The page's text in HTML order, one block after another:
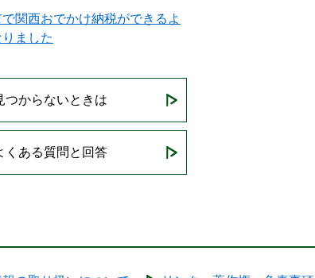
関西おでかけ納税ができるよ
りました
つからないときは
くある質問と回答